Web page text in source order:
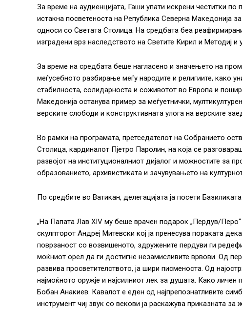
За време на аудиенцијата, Гаши упати искрени честитки
истакна посветеноста на Република Северна Македонија
односи со Светата Столица. На средбата беа
изградени врз наследството на Светите Кирил и Методиј и
За време на средбата беше нагласено и значењето на
меѓусебното разбирање меѓу народите и религиите, како
стабилноста, солидарноста и соживотот во Европа и
Македонија останува пример за меѓуетнички,
верските слободи и конструктивната улога на верските
Во рамки на програмата, претседателот на Собранието
Столица, кардиналот Пјетро Паролин, на која се
развојот на институционалниот дијалог и можностите за
образованието, архивистиката и зачувувањето на
По средбите во Ватикан, делегацијата ја посети
„На Папата Лав XIV му беше врачен подарок „Пердув/
скулпторот Андреј Митевски кој ја пренесува пораката
поврзаност со возвишеното, здружените пердуви ги
моќниот орел да ги достигне незамисливите врвови. Од
развива просветителството, ја шири писменоста. Од
најмоќното оружје и најсилниот лек за душата. Како
Бобан Анакиев. Кавалот е еден од најпрепознатливите
инструмент чиј звук со векови ја раскажува приказната